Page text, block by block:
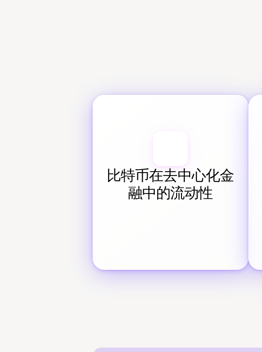
比特币在去中心化金
融中的流动性